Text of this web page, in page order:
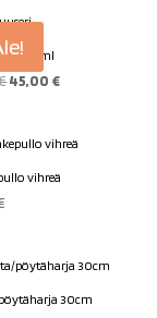
500ml
Alkuperäinen
59,00 €.
45,00 €Nykyinen
vihreä
30cm